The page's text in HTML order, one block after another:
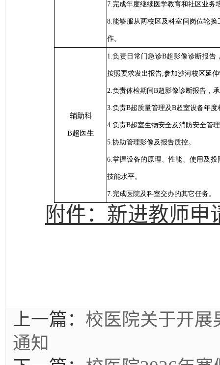
7.完成年度继续医学教育和社区业务
8.能够服从两校区及科室间岗位轮
作。
辅助科
B超医生
1.负责日常门急诊B超影像诊断报告
按照要求发出报告,参加沙河校区延
2.负责体检期间B超影像诊断报告，
3.负责B超质量管理及B超室设备年度
4.负责B超室生物安全及消防安全管
5.协助管理影像及报告质控。
6.掌握设备的原理、性能、使用及
技能水平。
7.完成医院及科室交办的其它任务。
附件：新进教师申
上一篇： 校医院关于开展
通知